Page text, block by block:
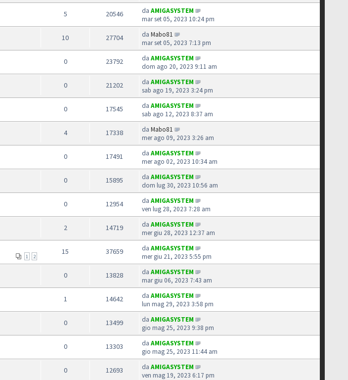
5 20546 da AMIGASYSTEM
mar set 05, 2023 10:24 pm
10 27704 da Mabo81
mar set 05, 2023 7:13 pm
0 23792 da AMIGASYSTEM
dom ago 20, 2023 9:11 am
0 21202 da AMIGASYSTEM
sab ago 19, 2023 3:24 pm
0 17545 da AMIGASYSTEM
sab ago 12, 2023 8:37 am
4 17338 da Mabo81
mer ago 09, 2023 3:26 am
0 17491 da AMIGASYSTEM
mer ago 02, 2023 10:34 am
0 15895 da AMIGASYSTEM
dom lug 30, 2023 10:56 am
0 12954 da AMIGASYSTEM
ven lug 28, 2023 7:28 am
2 14719 da AMIGASYSTEM
mer giu 28, 2023 12:37 am
1 2
15 37659 da AMIGASYSTEM
mer giu 21, 2023 5:55 pm
0 13828 da AMIGASYSTEM
mar giu 06, 2023 7:43 am
1 14642 da AMIGASYSTEM
lun mag 29, 2023 3:58 pm
0 13499 da AMIGASYSTEM
gio mag 25, 2023 9:38 pm
0 13303 da AMIGASYSTEM
gio mag 25, 2023 11:44 am
0 12693 da AMIGASYSTEM
ven mag 19, 2023 6:17 pm